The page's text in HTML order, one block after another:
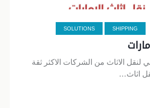
SHIPPING
SOLUTIONS
الاثاث من الشركات الاكثر ثقة
اثاث…